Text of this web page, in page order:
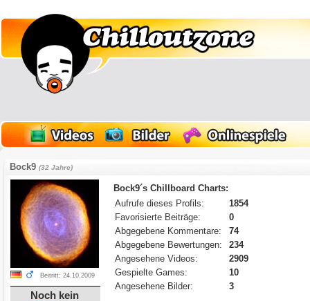
Bock9(32 Jahre)
Beitritt: 24.10.2009
Noch kein
Bock9´s Chillboard Charts:
Aufrufe dieses Profils:
1854
Favorisierte Beiträge:
0
Abgegebene Kommentare:
74
Abgegebene Bewertungen:
234
Angesehene Videos:
2909
Gespielte Games:
10
Angesehene Bilder:
3